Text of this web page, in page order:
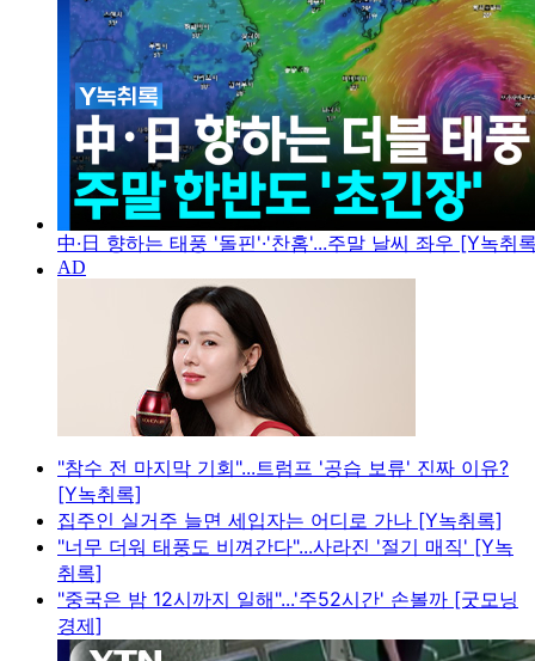
中·日 향하는 태풍 '돌핀'·'찬홈'...주말 날씨 좌우 [Y녹취
"참수 전 마지막 기회"...트럼프 '공습 보류' 진짜 이유?
[Y녹취록]
집주인 실거주 늘면 세입자는 어디로 가나 [Y녹취록]
"너무 더워 태풍도 비껴간다"...사라진 '절기 매직' [Y녹
취록]
"중국은 밤 12시까지 일해"...'주52시간' 손볼까 [굿모닝
경제]